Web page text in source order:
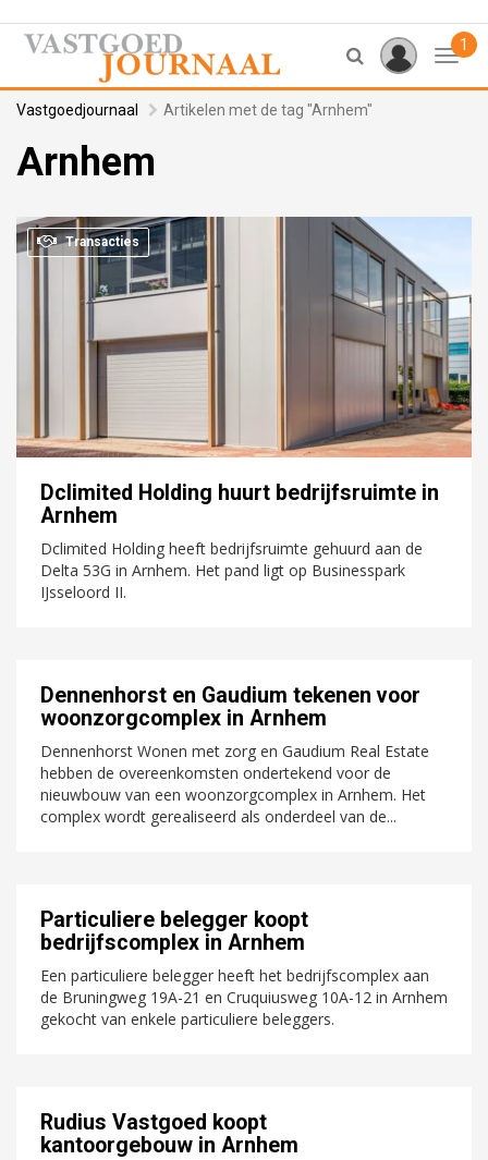
1
Vastgoedjournaal Artikelen met de tag "Arnhem"
Arnhem
Transacties
Dclimited Holding huurt bedrijfsruimte in
Arnhem
Dclimited Holding heeft bedrijfsruimte gehuurd aan de
Delta 53G in Arnhem. Het pand ligt op Businesspark
IJsseloord II.
Dennenhorst en Gaudium tekenen voor
woonzorgcomplex in Arnhem
Dennenhorst Wonen met zorg en Gaudium Real Estate
hebben de overeenkomsten ondertekend voor de
nieuwbouw van een woonzorgcomplex in Arnhem. Het
complex wordt gerealiseerd als onderdeel van de...
Particuliere belegger koopt
bedrijfscomplex in Arnhem
Een particuliere belegger heeft het bedrijfscomplex aan
de Bruningweg 19A-21 en Cruquiusweg 10A-12 in Arnhem
gekocht van enkele particuliere beleggers.
Rudius Vastgoed koopt
kantoorgebouw in Arnhem